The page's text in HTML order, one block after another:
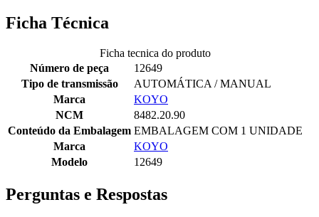
Ficha Técnica
Ficha tecnica do produto
Número de peça
12649
Tipo de transmissão
AUTOMÁTICA / MANUAL
Marca
KOYO
NCM
8482.20.90
Conteúdo da Embalagem EMBALAGEM COM 1 UNIDADE
Marca
KOYO
Modelo
12649
Perguntas e Respostas